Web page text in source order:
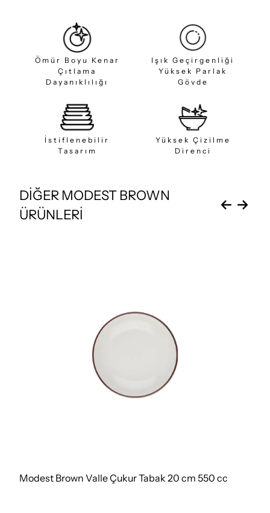
Ömür Boyu Kenar
Çıtlama
Dayanıklılığı
Işık Geçirgenliği
Yüksek Parlak
Gövde
İstiflenebilir
Tasarım
Yüksek Çizilme
Direnci
DİĞER MODEST BROWN
ÜRÜNLERİ
Modest Brown Valle Çukur Tabak 20 cm 550 cc